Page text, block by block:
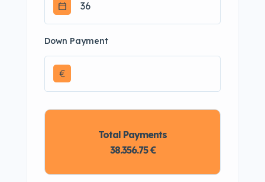
Down Payment
€
Total Payments
38.356.75 €